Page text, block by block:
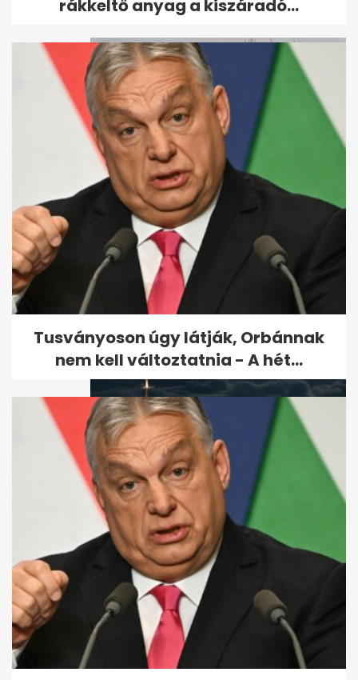
Elsüllyedt luxusjacht:
megtalálták az utolsó
holttestet
Egy térfigyelő kamera
felvette, ahogy elsüllyedt a
luxusjacht...
rákkeltő anyag a kiszáradó...
Tusványoson úgy látják, Orbánnak
nem kell változtatnia - A hét...